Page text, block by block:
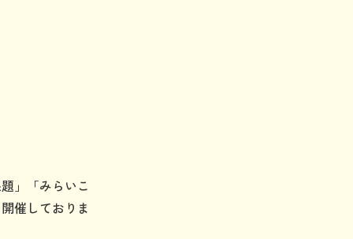
」「みらいこ
催しておりま